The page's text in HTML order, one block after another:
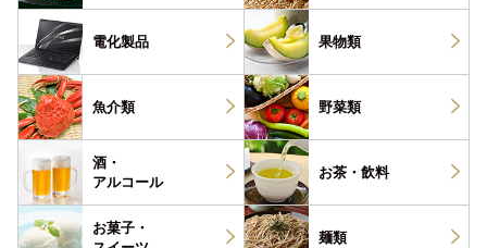
電化製品 果物類
魚介類 野菜類
酒・
アルコール
お茶・ 飲料
お菓子・
麺類